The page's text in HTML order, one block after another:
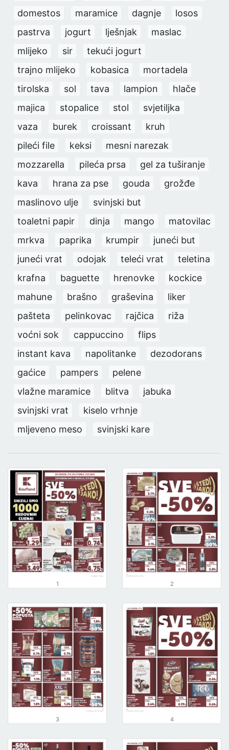
domestos
maramice dagnje
losos
pastrva
jogurt lješnjak
maslac
mlijeko
sir
tekući jogurt
trajno mlijeko
kobasica
mortadela
tirolska
sol tava lampion
hlače
majica
stopalice stol
svjetiljka
vaza
burek croissant
kruh
pileći file
keksi
mesni narezak
mozzarella
pileća prsa
gel za tuširanje
kava
hrana za pse gouda
grožđe
maslinovo ulje
svinjski but
toaletni papir
dinja mango
matovilac
mrkva
paprika krumpir
juneći but
juneći vrat
odojak teleći vrat
teletina
krafna
baguette hrenovke
kockice
mahune
brašno graševina
liker
pašteta
pelinkovac rajčica
riža
voćni sok
cappuccino
flips
instant kava
napolitanke
dezodorans
gaćice
pampers
pelene
vlažne maramice
blitva
jabuka
svinjski vrat
kiselo vrhnje
mljeveno meso
svinjski kare
1 2
3 4